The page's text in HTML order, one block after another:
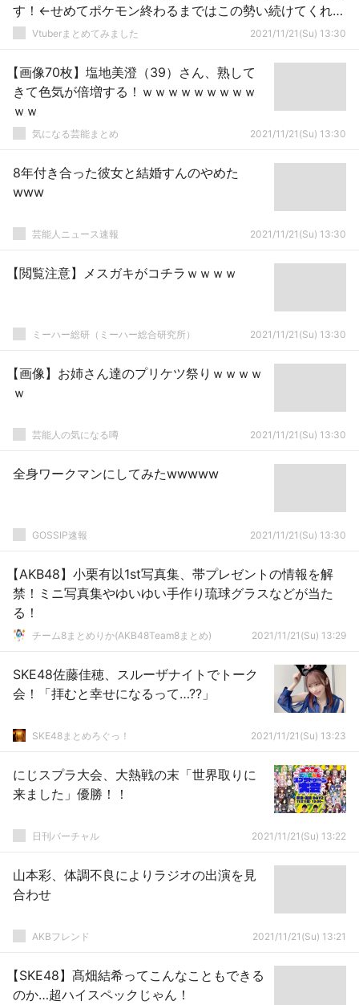
す！←せめてポケモン終わるまではこの勢い続けてくれ
よ？あくあはガッツリ落ちたなぁ…
Vtuberまとめてみました 2021/11/21(Su) 13:30
【画像70枚】塩地美澄（39）さん、熟して
きて色気が倍増する！ｗｗｗｗｗｗｗｗｗ
ｗｗ
気になる芸能まとめ 2021/11/21(Su) 13:30
8年付き合った彼女と結婚すんのやめた
www
芸能人ニュース速報 2021/11/21(Su) 13:30
【閲覧注意】メスガキがコチラｗｗｗｗ
ミーハー総研（ミーハー総合研究所） 2021/11/21(Su) 13:30
【画像】お姉さん達のプリケツ祭りｗｗｗｗ
ｗ
芸能人の気になる噂 2021/11/21(Su) 13:30
全身ワークマンにしてみたwwwww
GOSSIP速報 2021/11/21(Su) 13:30
【AKB48】小栗有以1st写真集、帯プレゼントの情報を解
禁！ミニ写真集やゆいゆい手作り琉球グラスなどが当た
る！
チーム8まとめりか(AKB48Team8まとめ) 2021/11/21(Su) 13:29
SKE48佐藤佳穂、スルーザナイトでトーク
会！「拝むと幸せになるって…??」
SKE48まとめろぐっ！ 2021/11/21(Su) 13:23
にじスプラ大会、大熱戦の末「世界取りに
来ました」優勝！！
日刊バーチャル 2021/11/21(Su) 13:22
山本彩、体調不良によりラジオの出演を見
合わせ
AKBフレンド 2021/11/21(Su) 13:21
【SKE48】髙畑結希ってこんなこともできる
のか…超ハイスペックじゃん！